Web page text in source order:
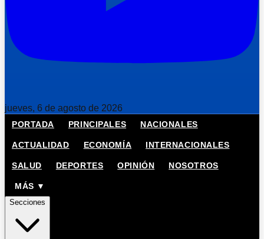
jueves, 6 de agosto de 2026
PORTADA PRINCIPALES NACIONALES
ACTUALIDAD ECONOMÍA INTERNACIONALES
SALUD DEPORTES OPINIÓN NOSOTROS
MÁS ▼
Secciones